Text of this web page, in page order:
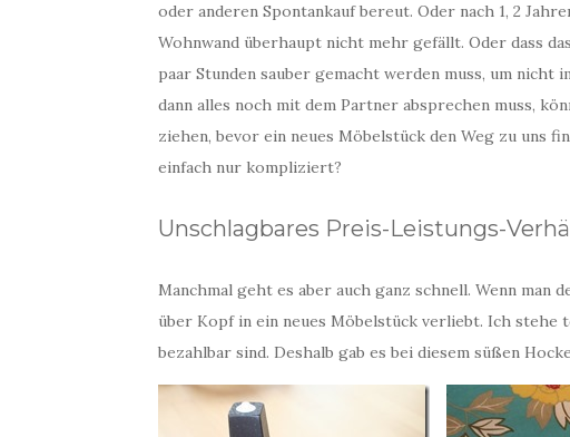
oder anderen Spontankauf bereut. Oder nach 1, 2
Wohnwand überhaupt nicht mehr gefällt. Oder dass
paar Stunden sauber gemacht werden muss, um nicht
dann alles noch mit dem Partner absprechen muss,
ziehen, bevor ein neues Möbelstück den Weg zu uns
einfach nur kompliziert?
Unschlagbares Preis-Leistungs-
Manchmal geht es aber auch ganz schnell. Wenn man
über Kopf in ein neues Möbelstück verliebt. Ich stehe
bezahlbar sind. Deshalb gab es bei diesem süßen